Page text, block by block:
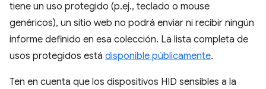
tiene un uso protegido (p.ej., teclado o mouse
genéricos), un sitio web no podrá enviar ni recibir ningún
informe definido en esa colección. La lista completa de
usos protegidos está disponible públicamente.
Ten en cuenta que los dispositivos HID sensibles a la